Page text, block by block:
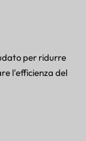
per ridurre
l'efficienza del